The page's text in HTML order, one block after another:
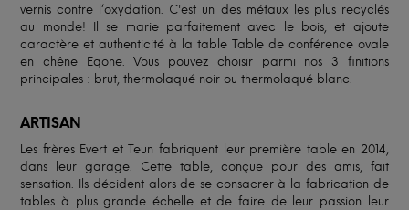
vernis contre l’oxydation. C'est un des métaux les plus recyclés
au monde! Il se marie parfaitement avec le bois, et ajoute
caractère et authenticité à la table Table de conférence ovale
en chêne Eqone. Vous pouvez choisir parmi nos 3 finitions
principales : brut, thermolaqué noir ou thermolaqué blanc.
ARTISAN
Les frères Evert et Teun fabriquent leur première table en 2014,
dans leur garage. Cette table, conçue pour des amis, fait
sensation. Ils décident alors de se consacrer à la fabrication de
tables à plus grande échelle et de faire de leur passion leur